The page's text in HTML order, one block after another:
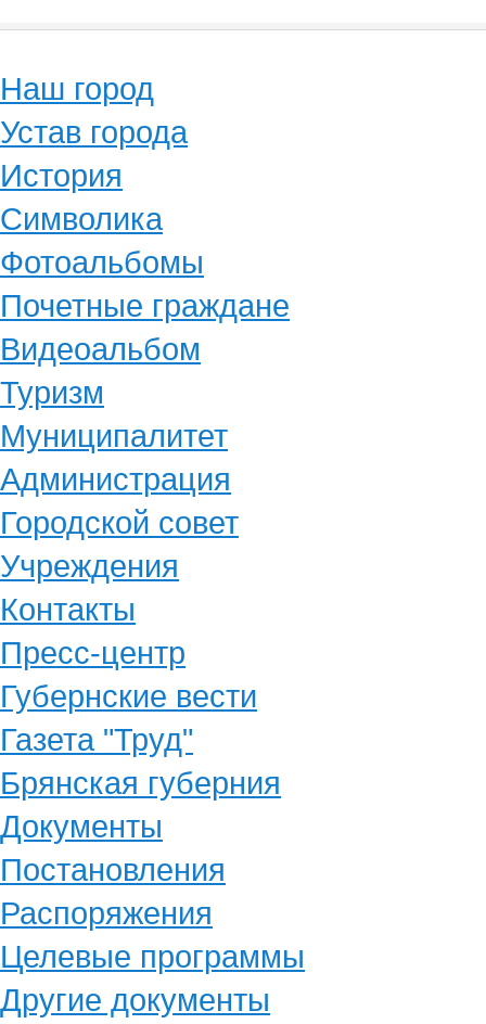
Наш город
Устав города
История
Символика
Фотоальбомы
Почетные граждане
Видеоальбом
Туризм
Муниципалитет
Администрация
Городской совет
Учреждения
Контакты
Пресс-центр
Губернские вести
Газета "Труд"
Брянская губерния
Документы
Постановления
Распоряжения
Целевые программы
Другие документы